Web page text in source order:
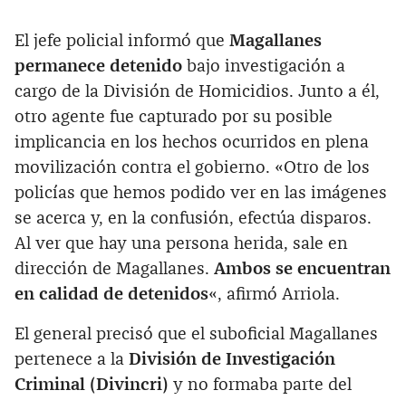
El jefe policial informó que Magallanes
permanece detenido bajo investigación a
cargo de la División de Homicidios. Junto a él,
otro agente fue capturado por su posible
implicancia en los hechos ocurridos en plena
movilización contra el gobierno. «Otro de los
policías que hemos podido ver en las imágenes
se acerca y, en la confusión, efectúa disparos.
Al ver que hay una persona herida, sale en
dirección de Magallanes. Ambos se encuentran
en calidad de detenidos«, afirmó Arriola.
El general precisó que el suboficial Magallanes
pertenece a la División de Investigación
Criminal (Divincri) y no formaba parte del